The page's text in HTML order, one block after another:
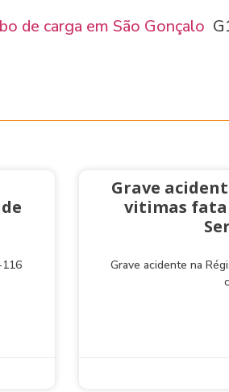
de carga em São Gonçalo
Grave
vitimas
Grave acidente na